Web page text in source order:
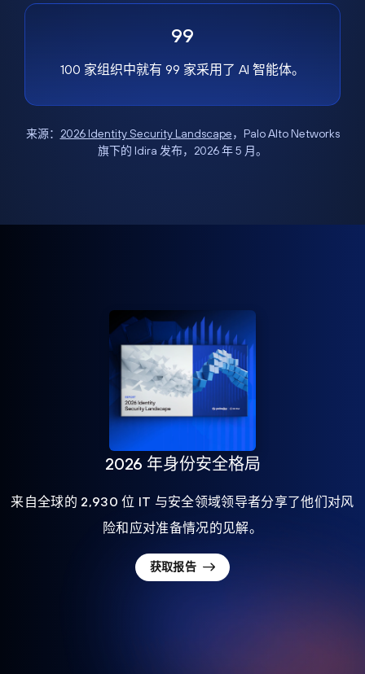
99
100 家组织中就有 99 家采用了 AI 智能体。
来源： 2026 Identity Security Landscape，Palo Alto Networks
旗下的 Idira 发布，2026 年 5 月。
2026 年身份安全格局
来自全球的 2,930 位 IT 与安全领域领导者分享了他们对风
险和应对准备情况的见解。
获取报告